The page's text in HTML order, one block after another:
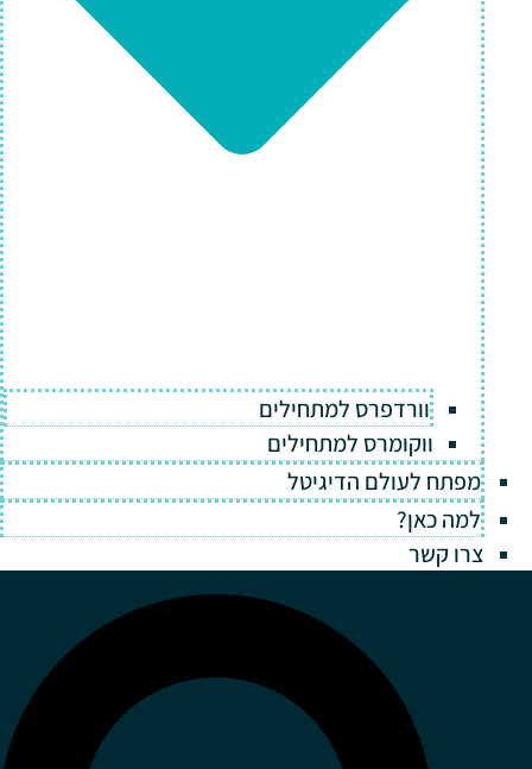
וורדפרס למתחילים
ווקומרס למתחילים
מפתח לעולם הדיגיטל
למה כאן?
צרו קשר